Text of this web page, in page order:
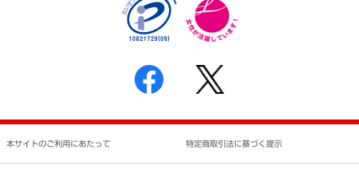
反社会的勢力に対する基本方針
書面による個人情報の開示等の請求の手続きについて
本サイトのご利用にあたって 特定商取引法に基づく提示